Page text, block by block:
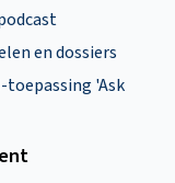
en dossiers
toepassing 'Ask